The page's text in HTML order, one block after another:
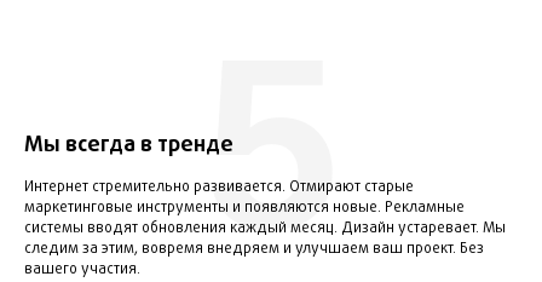
Мы всегда в тренде
Интернет стремительно развивается. Отмирают старые
маркетинговые инструменты и появляются новые. Рекламные
системы вводят обновления каждый месяц. Дизайн устаревает. Мы
следим за этим, вовремя внедряем и улучшаем ваш проект. Без
вашего участия.
5
от потенциального
клиента